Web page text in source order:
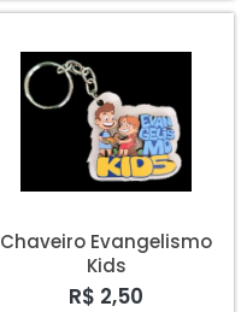
Chaveiro Evangelismo
Kids
R$ 2,50